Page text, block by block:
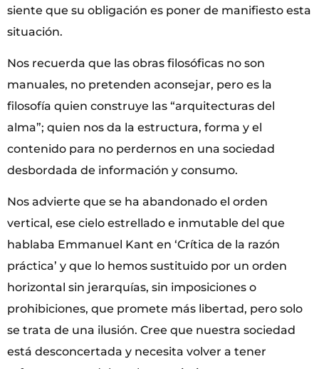
siente que su obligación es poner de manifiesto esta
situación.
Nos recuerda que las obras filosóficas no son
manuales, no pretenden aconsejar, pero es la
filosofía quien construye las “arquitecturas del
alma”; quien nos da la estructura, forma y el
contenido para no perdernos en una sociedad
desbordada de información y consumo.
Nos advierte que se ha abandonado el orden
vertical, ese cielo estrellado e inmutable del que
hablaba Emmanuel Kant en ‘Crítica de la razón
práctica’ y que lo hemos sustituido por un orden
horizontal sin jerarquías, sin imposiciones o
prohibiciones, que promete más libertad, pero solo
se trata de una ilusión. Cree que nuestra sociedad
está desconcertada y necesita volver a tener